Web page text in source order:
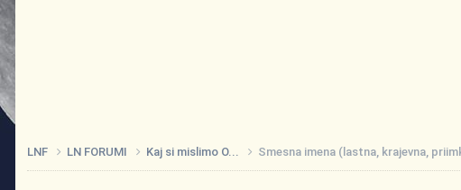
LNF LN FORUMI Kaj si mislimo O... Smesna imena (lastna, krajevna,